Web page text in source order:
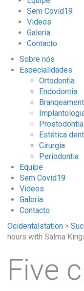
Sem Covid19
Videos
Galeria
Contacto
Sobre nós
Especialidades
Ortodontia
Endodontia
Prostodontia
Estética
Cirurgia
Periodontia
Equipe
Sem Covid19
Videos
Galeria
Contacto
Ocidentalstation >
hours with Salma
Five